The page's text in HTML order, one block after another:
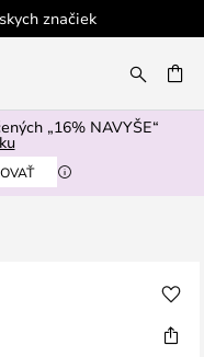
značiek
„16% NAVYŠE“